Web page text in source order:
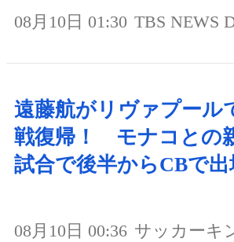
08月10日 01:30 TBS NEWS
遠藤航がリヴァプール
戦復帰！ モナコとの
試合で後半からCBで出
08月10日 00:36 サッカーキ